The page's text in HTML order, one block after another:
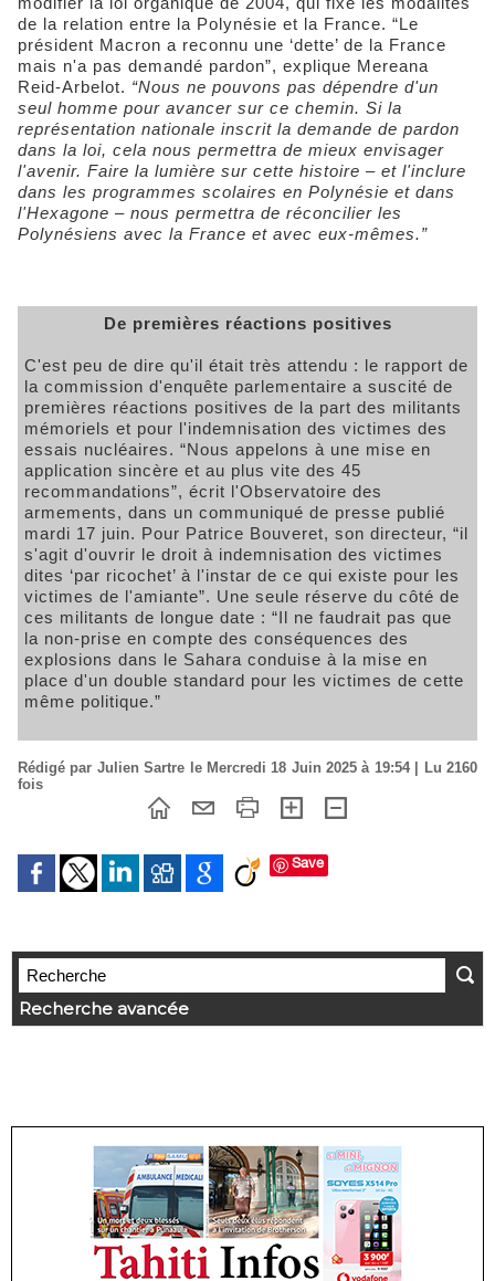
de la relation entre la Polynésie et la France. “Le
président Macron a reconnu une ‘dette’ de la France
mais n'a pas demandé pardon”, explique Mereana
Reid-Arbelot. “Nous ne pouvons pas dépendre d'un
seul homme pour avancer sur ce chemin. Si la
représentation nationale inscrit la demande de pardon
dans la loi, cela nous permettra de mieux envisager
l'avenir. Faire la lumière sur cette histoire – et l'inclure
dans les programmes scolaires en Polynésie et dans
l'Hexagone – nous permettra de réconcilier les
Polynésiens avec la France et avec eux-mêmes.”
De premières réactions positives
C'est peu de dire qu'il était très attendu : le rapport de
la commission d'enquête parlementaire a suscité de
premières réactions positives de la part des militants
mémoriels et pour l'indemnisation des victimes des
essais nucléaires. “Nous appelons à une mise en
application sincère et au plus vite des 45
recommandations”, écrit l'Observatoire des
armements, dans un communiqué de presse publié
mardi 17 juin. Pour Patrice Bouveret, son directeur, “il
s'agit d'ouvrir le droit à indemnisation des victimes
dites ‘par ricochet’ à l'instar de ce qui existe pour les
victimes de l'amiante”. Une seule réserve du côté de
ces militants de longue date : “Il ne faudrait pas que
la non-prise en compte des conséquences des
explosions dans le Sahara conduise à la mise en
place d'un double standard pour les victimes de cette
même politique.”
Rédigé par Julien Sartre le Mercredi 18 Juin 2025 à 19:54 | Lu 2160
fois
Save
Recherche avancée